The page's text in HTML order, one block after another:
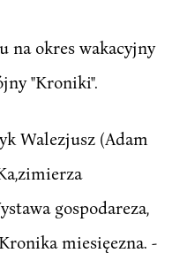
na okres wakacyjny
"Kroniki".
Walezjusz (Adam
gospodareza,
miesięezna. -